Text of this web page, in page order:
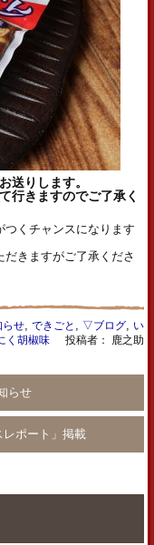
送りします。
行きますのでご了承く
つくチャンスになります
だきますがご了承くださ
せ, できごと ▽ブログ,
い
く胡椒味 投稿者： 鹿之助
らせ
レポート」掲載